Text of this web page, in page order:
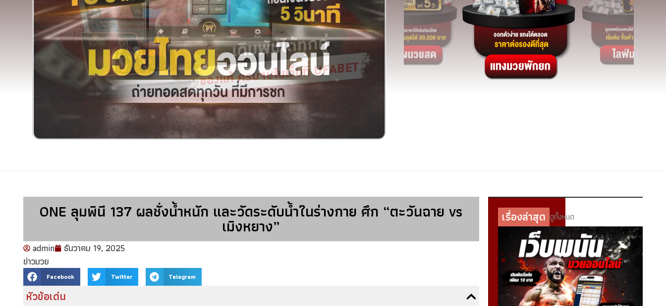
ONE ลุมพินี 137 ผลชั่งน้ำหนัก และวัดระดับน้ำในร่างกาย ศึก “ตะวันฉาย vs
เมิงหยาง”
admin
ธันวาคม 19, 2025
ข่าวมวย
Facebook Twitter Telegram
หัวข้อเด่น
เรื่องล่าสุด ดูทั้งหมด